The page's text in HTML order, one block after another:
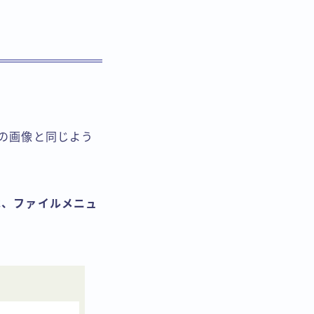
画像と同じよう
ファイルメニュ